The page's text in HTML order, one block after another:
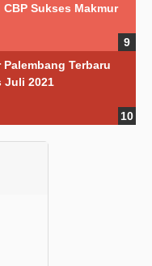
Sukses Makmur
Terbaru
Juli 2021